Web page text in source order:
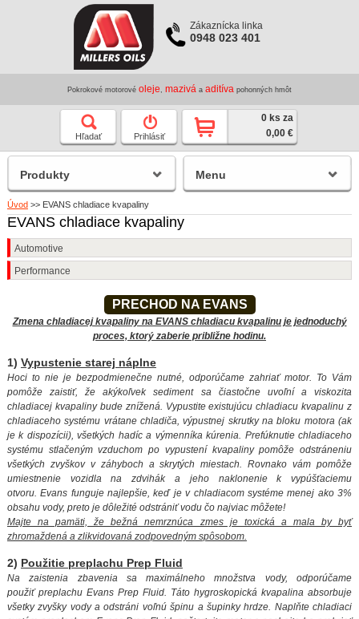
Zákaznícka linka
0948 023 401
Pokrokové motorové oleje mazivá a aditíva pohonných hmôt
Hľadať Prihlásiť
0 ks za
0,00 €
Úvod >> EVANS chladiace kvapaliny
EVANS chladiace kvapaliny
Automotive
Performance
PRECHOD NA EVANS
Zmena chladiacej kvapaliny na EVANS chladiacu kvapalinu je jednoduchý
proces, ktorý zaberie približne hodinu.
1) Vypustenie starej náplne
Hoci to nie je bezpodmienečne nutné, odporúčame zahriať motor. To Vám
pomôže zaistiť, že akýkoľvek sediment sa čiastočne uvoľní a viskozita
chladiacej kvapaliny bude znížená. Vypustite existujúcu chladiacu kvapalinu z
chladiaceho systému vrátane chladiča, výpustnej skrutky na bloku motora (ak
je k dispozícii), všetkých hadíc a výmenníka kúrenia. Prefúknutie chladiaceho
systému stlačeným vzduchom po vypustení kvapaliny pomôže odstráneniu
všetkých zvyškov v záhyboch a skrytých miestach. Rovnako vám pomôže
umiestnenie vozidla na zdvihák a jeho naklonenie k vypúšťaciemu
otvoru. Evans funguje najlepšie, keď je v chladiacom systéme menej ako 3%
obsahu vody, preto je dôležité odstrániť vodu čo najviac môžete!
Majte na pamäti, že bežná nemrznúca zmes je toxická a mala by byť
zhromaždená a zlikvidovaná zodpovedným spôsobom.
2) Použitie preplachu Prep Fluid
Na zaistenia zbavenia sa maximálneho množstva vody, odporúčame
použiť preplachu Evans Prep Fluid. Táto hygroskopická kvapalina absorbuje
všetky zvyšky vody a odstráni voľnú špinu a šupinky hrdze. Naplňte chladiaci
Produkty Menu